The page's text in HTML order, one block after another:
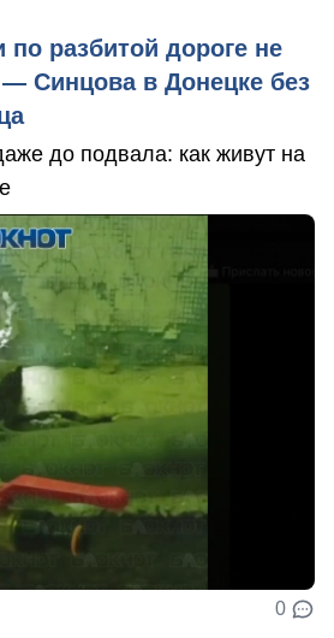
разбитой дороге не
— Синцова в Донецке без
до подвала: как живут на
0